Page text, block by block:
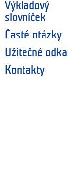
Výkladový
slovníček
Časté otázky
Užitečné
Kontakty